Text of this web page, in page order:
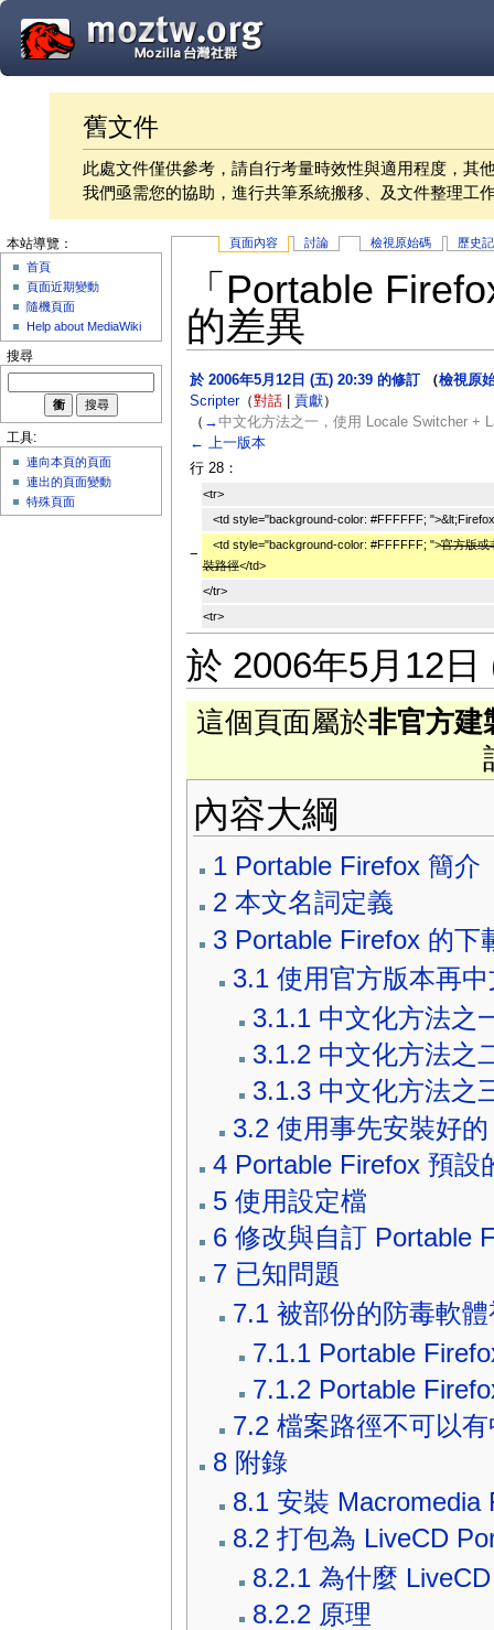
舊文件
此處文件僅供參考，請自行考量時效性與適用程度，其
我們亟需您的協助，進行共筆系統搬移、及文件整理工
頁面內容 討論 檢視原始碼 歷史
「Portable
的差異
於 2006年5月12日 (五) 20:39 的修訂 （檢視原
Scripter（對話| 貢獻）
（ →中文化方法之一，使用 Locale Switcher +
← 上一版本
行 28：
<tr>
<td style="background-color: #FFFFFF;
−
<td style="background-color: #FFFFFF; ">官方版或
裝路徑</td>
</tr>
<tr>
於 2006年5月12
這個頁面屬於非官方建
內容大綱
1 Portable Firefox 簡介
2 本文名詞定義
3 Portable Firefox 的下
3.1 使用官方版本再
3.1.1 中文化方法之
3.1.2 中文化方法之
3.1.3 中文化方法之
3.2 使用事先安裝好
4 Portable Firefox 預設
5 使用設定檔
6 修改與自訂 Portable
7 已知問題
7.1 被部份的防毒軟
7.1.1 Portable
7.1.2 Portable
7.2 檔案路徑不可以
8 附錄
8.1 安裝 Macromedia
8.2 打包為 LiveCD
8.2.1 為什麼
8.2.2 原理
本站導覽：
首頁
頁面近期變動
隨機頁面
Help about MediaWiki
搜尋
工具:
連向本頁的頁面
連出的頁面變動
特殊頁面